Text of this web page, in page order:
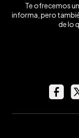
Te ofrecemos
informa, pero
de lo